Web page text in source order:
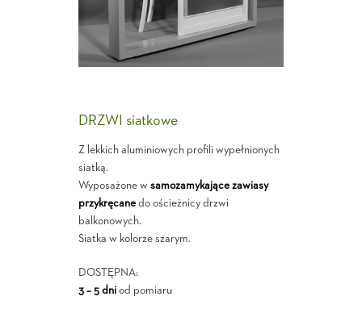
DRZWI siatkowe
Z lekkich aluminiowych profili wypełnionych
siatką.
Wyposażone w samozamykające zawiasy
przykręcanedo ościeżnicy drzwi
balkonowych.
Siatka w kolorze szarym.
DOSTĘPNA:
3 – 5 dniod pomiaru